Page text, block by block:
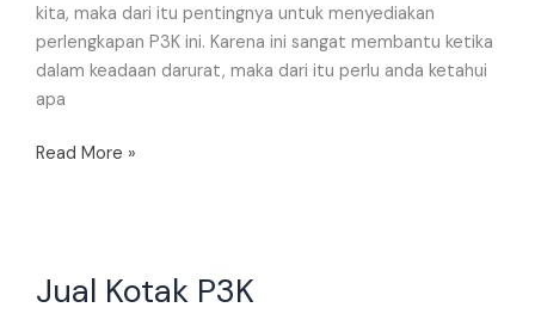
kita, maka dari itu pentingnya untuk menyediakan
perlengkapan P3K ini. Karena ini sangat membantu ketika
dalam keadaan darurat, maka dari itu perlu anda ketahui
apa
Read More »
Jual Kotak P3K
Kotak